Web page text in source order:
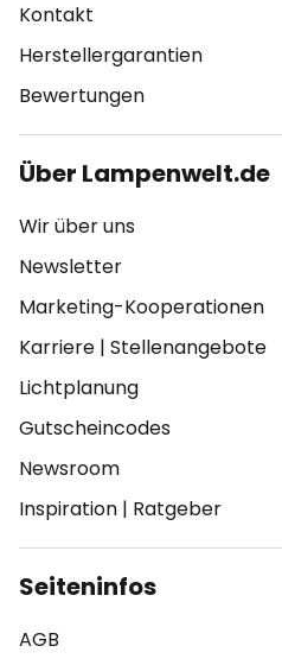
Kontakt
Herstellergarantien
Bewertungen
Über Lampenwelt.de
Wir über uns
Newsletter
Marketing-Kooperationen
Karriere | Stellenangebote
Lichtplanung
Gutscheincodes
Newsroom
Inspiration | Ratgeber
Seiteninfos
AGB